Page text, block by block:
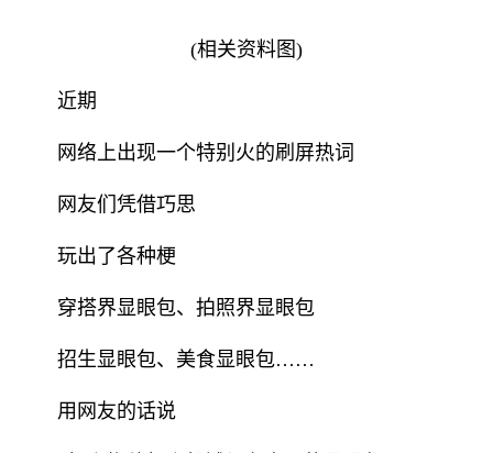
(相关资料图)
近期
网络上出现一个特别火的刷屏热词
网友们凭借巧思
玩出了各种梗
穿搭界显眼包、拍照界显眼包
招生显眼包、美食显眼包……
用网友的话说